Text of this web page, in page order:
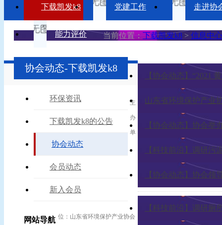
下载凯发k8 党建工作 走进协
能力评价 当前位置： 下载凯发k8 > 信息中心
协会动态-下载凯发k8
环保资讯
下载凯发k8的公告
协会动态
会员动态
新入会员
【协会动态】“2021
山东省环境保护产业
【协会动态】协会
【科技前沿】调研污
【协会动态】协会
【科技前沿】调研厕
网站导航
主
办
单
位：山东省环境保护产业协会